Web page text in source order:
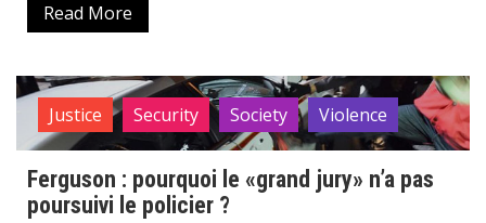
Read More
Justice Security Society Violence
Ferguson : pourquoi le «grand jury» n’a pas
poursuivi le policier ?